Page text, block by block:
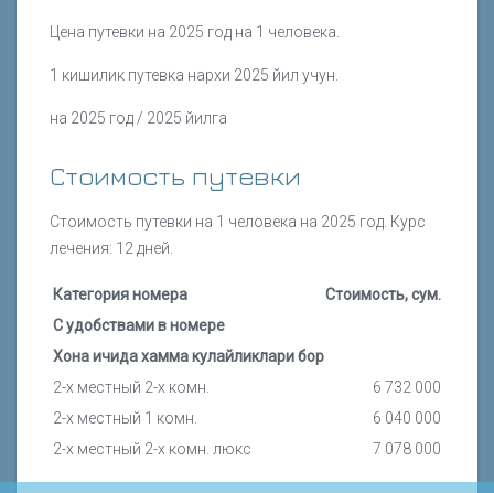
Цена путевки на 2025 год на 1 человека.
1 кишилик путевка нархи 2025 йил учун.
на 2025 год / 2025 йилга
Стоимость путевки
Стоимость путевки на 1 человека на 2025 год. Курс
лечения: 12 дней.
Категория номера
Стоимость, сум.
С удобствами в номере
Хона ичида хамма кулайликлари бор
2-х местный 2-х комн.
6 732 000
2-х местный 1 комн.
6 040 000
2-х местный 2-х комн. люкс
7 078 000